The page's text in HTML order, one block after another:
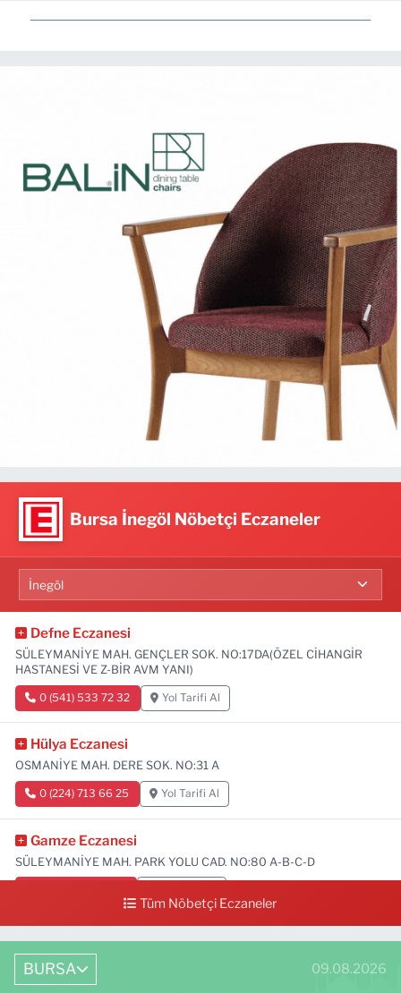
Bursa İnegöl Nöbetçi Eczaneler
Defne Eczanesi
SÜLEYMANİYE MAH. GENÇLER SOK. NO:17DA(ÖZEL CİHANGİR
HASTANESİ VE Z-BİR AVM YANI)
0 (541) 533 72 32 Yol Tarifi Al
Hülya Eczanesi
OSMANİYE MAH. DERE SOK. NO:31 A
0 (224) 713 66 25 Yol Tarifi Al
Gamze Eczanesi
SÜLEYMANİYE MAH. PARK YOLU CAD. NO:80 A-B-C-D
Tüm Nöbetçi Eczaneler
BURSA 09.08.2026